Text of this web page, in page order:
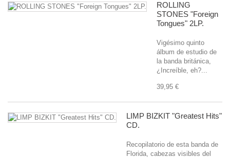
ROLLING
STONES "Foreign
Tongues" 2LP.
Vigésimo quinto
álbum de estudio de
la banda británica,
¿Increíble, eh?...
39,95 €
LIMP BIZKIT "Greatest Hits"
CD.
Recopilatorio de esta banda de
Florida, cabezas visibles del